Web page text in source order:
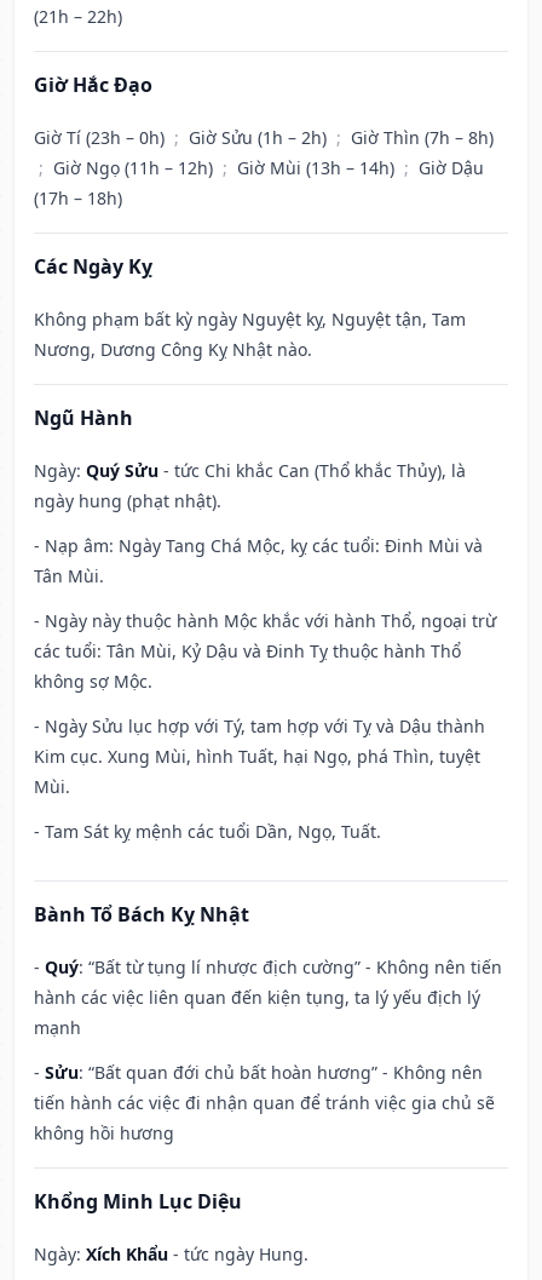
(21h – 22h)
Giờ Hắc Đạo
Giờ Tí (23h – 0h) ; Giờ Sửu (1h – 2h) ; Giờ Thìn (7h – 8h)
; Giờ Ngọ (11h – 12h) ; Giờ Mùi (13h – 14h) ; Giờ Dậu
(17h – 18h)
Các Ngày Kỵ
Không phạm bất kỳ ngày Nguyệt kỵ, Nguyệt tận, Tam
Nương, Dương Công Kỵ Nhật nào.
Ngũ Hành
Ngày: Quý Sửu - tức Chi khắc Can (Thổ khắc Thủy), là
ngày hung (phạt nhật).
- Nạp âm: Ngày Tang Chá Mộc, kỵ các tuổi: Đinh Mùi và
Tân Mùi.
- Ngày này thuộc hành Mộc khắc với hành Thổ, ngoại trừ
các tuổi: Tân Mùi, Kỷ Dậu và Đinh Tỵ thuộc hành Thổ
không sợ Mộc.
- Ngày Sửu lục hợp với Tý, tam hợp với Tỵ và Dậu thành
Kim cục. Xung Mùi, hình Tuất, hại Ngọ, phá Thìn, tuyệt
Mùi.
- Tam Sát kỵ mệnh các tuổi Dần, Ngọ, Tuất.
Bành Tổ Bách Kỵ Nhật
- Quý: “Bất từ tụng lí nhược địch cường” - Không nên tiến
hành các việc liên quan đến kiện tụng, ta lý yếu địch lý
mạnh
- Sửu: “Bất quan đới chủ bất hoàn hương” - Không nên
tiến hành các việc đi nhận quan để tránh việc gia chủ sẽ
không hồi hương
Khổng Minh Lục Diệu
Ngày: Xích Khẩu - tức ngày Hung.